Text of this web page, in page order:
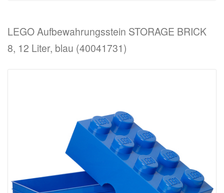
LEGO Aufbewahrungsstein STORAGE BRICK
8, 12 Liter, blau (40041731)